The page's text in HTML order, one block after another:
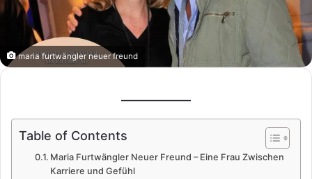
maria furtwängler neuer freund
Table of Contents
Maria Furtwängler Neuer Freund – Eine Frau Zwischen
Karriere und Gefühl